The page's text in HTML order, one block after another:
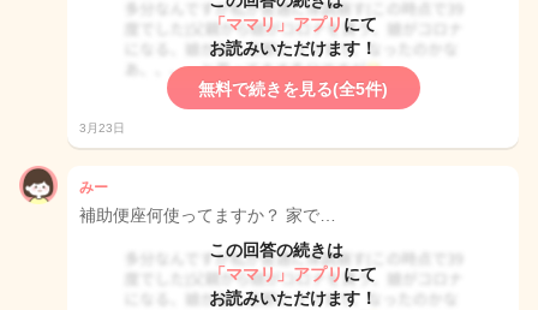
「ママリ」アプリ にて
お読みいただけます！
無料で続きを見る(全5件)
3月23日
みー
補助便座何使ってますか？ 家で…
この回答の続きは
「ママリ」アプリ にて
お読みいただけます！